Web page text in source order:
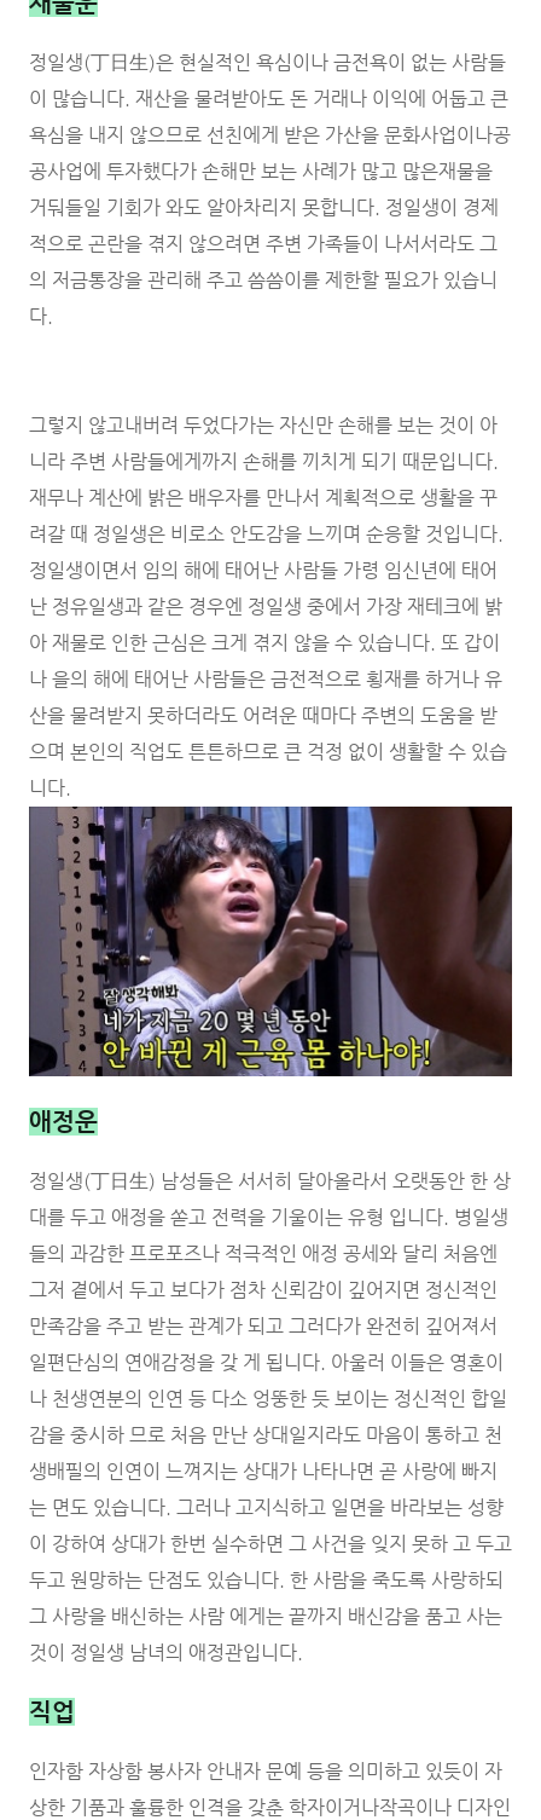
정일생(丁日生)은 현실적인 욕심이나 금전욕이 없는 사람들
이 많습니다. 재산을 물려받아도 돈 거래나 이익에 어둡고 큰
욕심을 내지 않으므로 선친에게 받은 가산을 문화사업이나공
공사업에 투자했다가 손해만 보는 사례가 많고 많은재물을
거둬들일 기회가 와도 알아차리지 못합니다. 정일생이 경제
적으로 곤란을 겪지 않으려면 주변 가족들이 나서서라도 그
의 저금통장을 관리해 주고 씀씀이를 제한할 필요가 있습니
다.
그렇지 않고내버려 두었다가는 자신만 손해를 보는 것이 아
니라 주변 사람들에게까지 손해를 끼치게 되기 때문입니다.
재무나 계산에 밝은 배우자를 만나서 계획적으로 생활을 꾸
려갈 때 정일생은 비로소 안도감을 느끼며 순응할 것입니다.
정일생이면서 임의 해에 태어난 사람들 가령 임신년에 태어
난 정유일생과 같은 경우엔 정일생 중에서 가장 재테크에 밝
아 재물로 인한 근심은 크게 겪지 않을 수 있습니다. 또 갑이
나 을의 해에 태어난 사람들은 금전적으로 횡재를 하거나 유
산을 물려받지 못하더라도 어려운 때마다 주변의 도움을 받
으며 본인의 직업도 튼튼하므로 큰 걱정 없이 생활할 수 있습
니다.
애정운
정일생(丁日生) 남성들은 서서히 달아올라서 오랫동안 한 상
대를 두고 애정을 쏟고 전력을 기울이는 유형 입니다. 병일생
들의 과감한 프로포즈나 적극적인 애정 공세와 달리 처음엔
그저 곁에서 두고 보다가 점차 신뢰감이 깊어지면 정신적인
만족감을 주고 받는 관계가 되고 그러다가 완전히 깊어져서
일편단심의 연애감정을 갖 게 됩니다. 아울러 이들은 영혼이
나 천생연분의 인연 등 다소 엉뚱한 듯 보이는 정신적인 합일
감을 중시하 므로 처음 만난 상대일지라도 마음이 통하고 천
생배필의 인연이 느껴지는 상대가 나타나면 곧 사랑에 빠지
는 면도 있습니다. 그러나 고지식하고 일면을 바라보는 성향
이 강하여 상대가 한번 실수하면 그 사건을 잊지 못하 고 두고
두고 원망하는 단점도 있습니다. 한 사람을 죽도록 사랑하되
그 사랑을 배신하는 사람 에게는 끝까지 배신감을 품고 사는
것이 정일생 남녀의 애정관입니다.
직업
인자함 자상함 봉사자 안내자 문예 등을 의미하고 있듯이 자
상한 기품과 훌륭한 인격을 갖춘 학자이거나작곡이나 디자인